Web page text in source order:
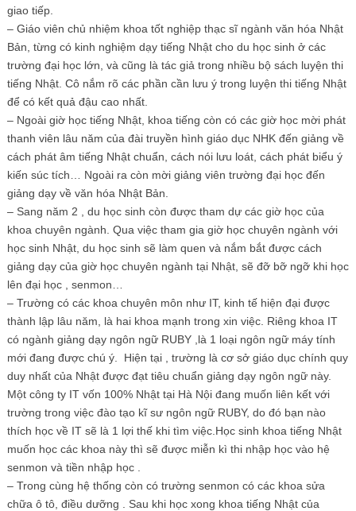
giao tiếp.
– Giáo viên chủ nhiệm khoa tốt nghiệp thạc sĩ ngành văn hóa Nhật
Bản, từng có kinh nghiệm dạy tiếng Nhật cho du học sinh ở các
trường đại học lớn, và cũng là tác giả trong nhiều bộ sách luyện thi
tiếng Nhật. Cô nắm rõ các phần cần lưu ý trong luyện thi tiếng Nhật
để có kết quả đậu cao nhất.
– Ngoài giờ học tiếng Nhật, khoa tiếng còn có các giờ học mời phát
thanh viên lâu năm của đài truyền hình giáo dục NHK đến giảng về
cách phát âm tiếng Nhật chuẩn, cách nói lưu loát, cách phát biểu ý
kiến súc tích… Ngoài ra còn mời giảng viên trường đại học đến
giảng dạy về văn hóa Nhật Bản.
– Sang năm 2 , du học sinh còn được tham dự các giờ học của
khoa chuyên ngành. Qua việc tham gia giờ học chuyên ngành với
học sinh Nhật, du học sinh sẽ làm quen và nắm bắt được cách
giảng dạy của giờ học chuyên ngành tại Nhật, sẽ đỡ bỡ ngỡ khi học
lên đại học , senmon…
– Trường có các khoa chuyên môn như IT, kinh tế hiện đại được
thành lập lâu năm, là hai khoa mạnh trong xin việc. Riêng khoa IT
có ngành giảng dạy ngôn ngữ RUBY ,là 1 loại ngôn ngữ máy tính
mới đang được chú ý. Hiện tại , trường là cơ sở giáo dục chính quy
duy nhất của Nhật được đạt tiêu chuẩn giảng dạy ngôn ngữ này.
Một công ty IT vốn 100% Nhật tại Hà Nội đang muốn liên kết với
trường trong việc đào tạo kĩ sư ngôn ngữ RUBY, do đó bạn nào
thích học về IT sẽ là 1 lợi thế khi tìm việc.Học sinh khoa tiếng Nhật
muốn học các khoa này thì sẽ được miễn kì thi nhập học vào hệ
senmon và tiền nhập học .
– Trong cùng hệ thống còn có trường senmon có các khoa sửa
chữa ô tô, điều dưỡng . Sau khi học xong khoa tiếng Nhật của